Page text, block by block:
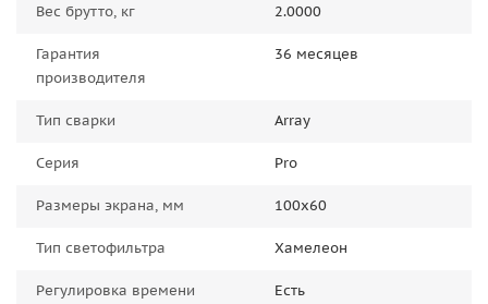
Вес брутто, кг 2.0000
Гарантия
производителя
36 месяцев
Тип сварки Array
Серия Pro
Размеры экрана, мм 100x60
Тип светофильтра Хамелеон
Регулировка времени
Есть